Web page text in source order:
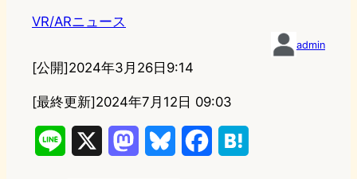
VR/ARニュース
admin
[公開]2024年3月26日9:14
[最終更新]2024年7月12日 09:03